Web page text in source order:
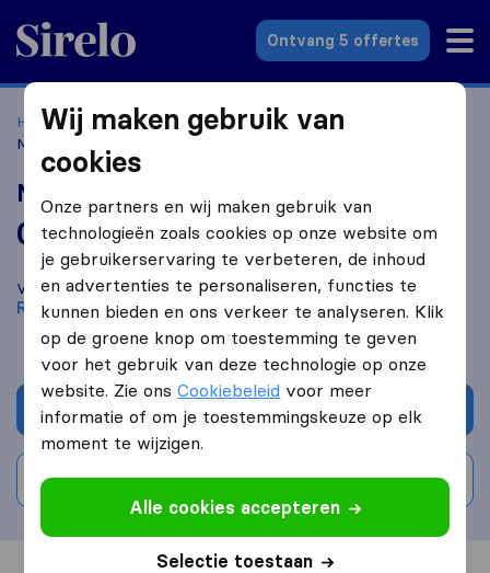
Sirelo.nl
Ontvang 5 offertes
Home Verhuisbedrijven
Verhuisbedrijven Rotterdam
Movin' Madness
Movin' Madness
0,0 gebaseerd op0
Sirelo en Google reviews
Vergelijk Movin' Madness met andereverhuisbedrijvenuit
Rotterdam
Vraag offerte aan
Schrijf beoordeling
Wij maken gebruik van
cookies
Onze partners en wij maken gebruik van
technologieën zoals cookies op onze website om
je gebruikerservaring te verbeteren, de inhoud
en advertenties te personaliseren, functies te
kunnen bieden en ons verkeer te analyseren. Klik
op de groene knop om toestemming te geven
voor het gebruik van deze technologie op onze
website. Zie onsCookiebeleid voor meer
informatie of om je toestemmingskeuze op elk
moment te wijzigen.
Alle cookies accepteren
Selectie toestaan